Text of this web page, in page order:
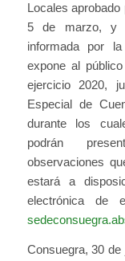
Locales
5 de marzo, y
informada por
expone al
ejercicio 2020,
Especial de
durante los
podrán
observaciones
estará a
electrónica de
Consuegra, 30